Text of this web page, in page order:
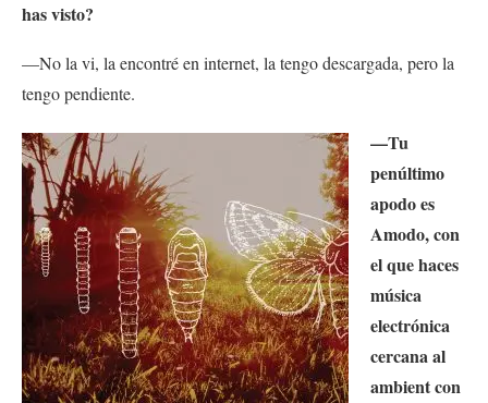
has visto?
—No la vi, la encontré en internet, la tengo descargada, pero la
tengo pendiente.
—Tu
penúltimo
apodo es
Amodo, con
el que haces
música
electrónica
cercana al
ambient con